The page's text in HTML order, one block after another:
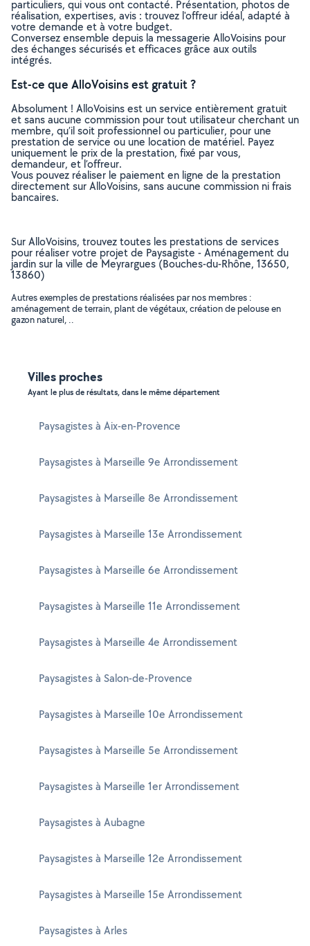
particuliers, qui vous ont contacté. Présentation, photos de
réalisation, expertises, avis : trouvez l'offreur idéal, adapté à
votre demande et à votre budget.
Conversez ensemble depuis la messagerie AlloVoisins pour
des échanges sécurisés et efficaces grâce aux outils
intégrés.
Est-ce que AlloVoisins est gratuit ?
Absolument ! AlloVoisins est un service entièrement gratuit
et sans aucune commission pour tout utilisateur cherchant un
membre, qu’il soit professionnel ou particulier, pour une
prestation de service ou une location de matériel. Payez
uniquement le prix de la prestation, fixé par vous,
demandeur, et l’offreur.
Vous pouvez réaliser le paiement en ligne de la prestation
directement sur AlloVoisins, sans aucune commission ni frais
bancaires.
Sur AlloVoisins, trouvez toutes les prestations de services
pour réaliser votre projet de Paysagiste - Aménagement du
jardin sur la ville de Meyrargues (Bouches-du-Rhône, 13650,
13860)
Autres exemples de prestations réalisées par nos membres :
aménagement de terrain, plant de végétaux, création de pelouse en
gazon naturel, ..
Villes proches
Ayant le plus de résultats, dans le même département
Paysagistes à Aix-en-Provence
Paysagistes à Marseille 9e Arrondissement
Paysagistes à Marseille 8e Arrondissement
Paysagistes à Marseille 13e Arrondissement
Paysagistes à Marseille 6e Arrondissement
Paysagistes à Marseille 11e Arrondissement
Paysagistes à Marseille 4e Arrondissement
Paysagistes à Salon-de-Provence
Paysagistes à Marseille 10e Arrondissement
Paysagistes à Marseille 5e Arrondissement
Paysagistes à Marseille 1er Arrondissement
Paysagistes à Aubagne
Paysagistes à Marseille 12e Arrondissement
Paysagistes à Marseille 15e Arrondissement
Paysagistes à Arles